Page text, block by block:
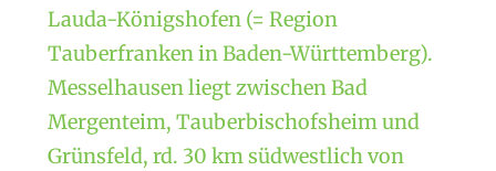
Lauda-Königshofen (= Region
Tauberfranken in Baden-Württemberg).
Messelhausen liegt zwischen Bad
Mergenteim, Tauberbischofsheim und
Grünsfeld, rd. 30 km südwestlich von